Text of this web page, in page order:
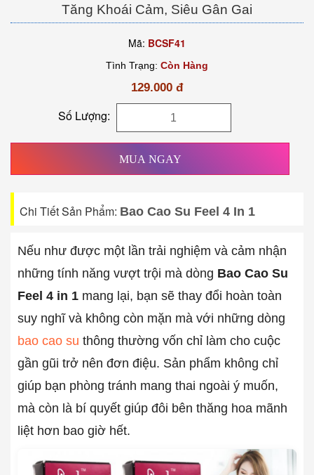
Tăng Khoái Cảm, Siêu Gân Gai
Mã: BCSF41
Tình Trạng: Còn Hàng
129.000 đ
Số Lượng:
MUA NGAY
Chi Tiết Sản Phẩm: Bao Cao Su Feel 4 In 1
Nếu như được một lần trải nghiệm và cảm nhận
những tính năng vượt trội mà dòng Bao Cao Su
Feel 4 in 1 mang lại, bạn sẽ thay đổi hoàn toàn
suy nghĩ và không còn mặn mà với những dòng
bao cao su thông thường vốn chỉ làm cho cuộc
gần gũi trở nên đơn điệu. Sản phẩm không chỉ
giúp bạn phòng tránh mang thai ngoài ý muốn,
mà còn là bí quyết giúp đôi bên thăng hoa mãnh
liệt hơn bao giờ hết.